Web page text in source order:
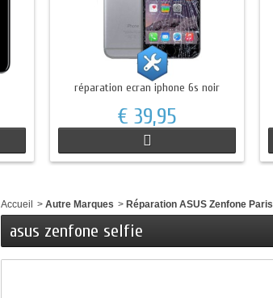
réparation ecran iphone 6s noir
€ 39,95
Accueil > Autre Marques > Réparation ASUS Zenfone Paris
asus zenfone selfie